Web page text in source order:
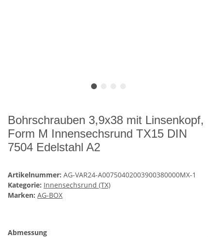
Bohrschrauben 3,9x38 mit Linsenkopf,
Form M Innensechsrund TX15 DIN
7504 Edelstahl A2
Artikelnummer: AG-VAR24-A00750402003900380000MX-1
Kategorie: Innensechsrund (TX)
Marken: AG-BOX
Abmessung